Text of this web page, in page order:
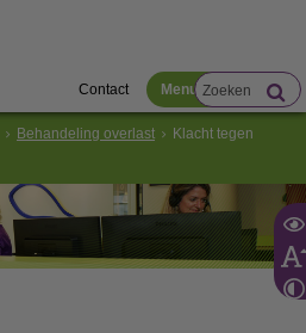
Contact Menu
Behandeling overlast
Klacht tegen